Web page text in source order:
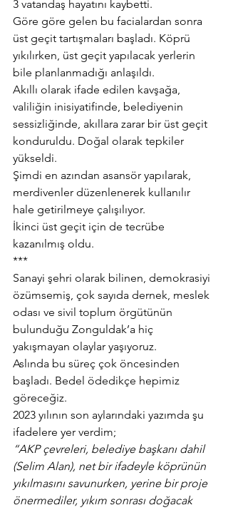
3 vatandaş hayatını kaybetti.
Göre göre gelen bu facialardan sonra
üst geçit tartışmaları başladı. Köprü
yıkılırken, üst geçit yapılacak yerlerin
bile planlanmadığı anlaşıldı.
Akıllı olarak ifade edilen kavşağa,
valiliğin inisiyatifinde, belediyenin
sessizliğinde, akıllara zarar bir üst geçit
konduruldu. Doğal olarak tepkiler
yükseldi.
Şimdi en azından asansör yapılarak,
merdivenler düzenlenerek kullanılır
hale getirilmeye çalışılıyor.
İkinci üst geçit için de tecrübe
kazanılmış oldu.
***
Sanayi şehri olarak bilinen, demokrasiyi
özümsemiş, çok sayıda dernek, meslek
odası ve sivil toplum örgütünün
bulunduğu Zonguldak’a hiç
yakışmayan olaylar yaşıyoruz.
Aslında bu süreç çok öncesinden
başladı. Bedel ödedikçe hepimiz
göreceğiz.
2023 yılının son aylarındaki yazımda şu
ifadelere yer verdim;
“AKP çevreleri, belediye başkanı dahil
(Selim Alan), net bir ifadeyle köprünün
yıkılmasını savunurken, yerine bir proje
önermediler, yıkım sonrası doğacak